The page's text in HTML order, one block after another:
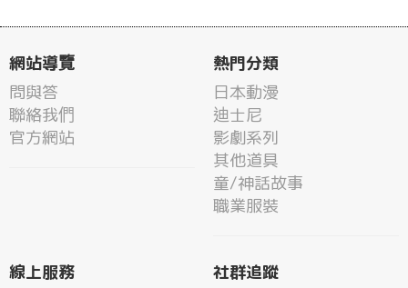
網站導覽
問與答
聯絡我們
官方網站
熱門分類
日本動漫
迪士尼
影劇系列
其他道具
童/神話故事
職業服裝
線上服務
社群追蹤